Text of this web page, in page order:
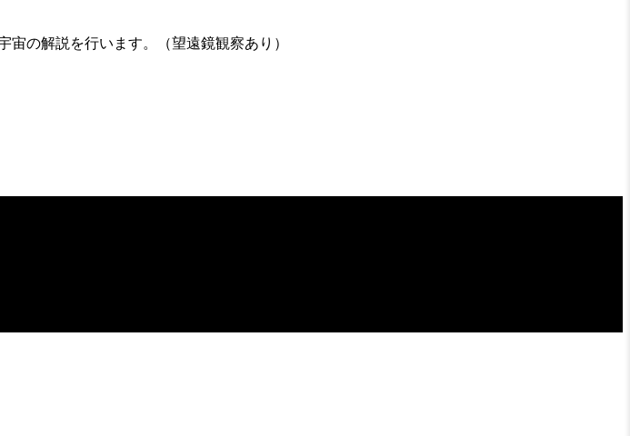
の解説を行います。（望遠鏡観察あり）